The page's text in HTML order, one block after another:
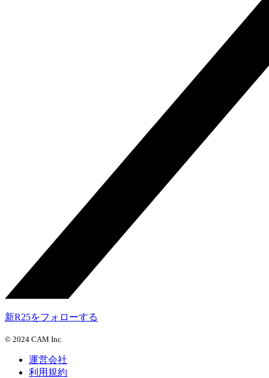
新R25をフォローする
© 2024 CAM Inc.
運営会社
利用規約